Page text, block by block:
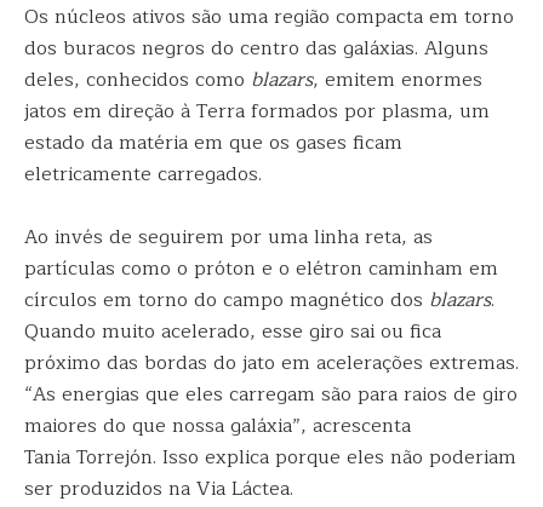
Os núcleos ativos são uma região compacta em torno
dos buracos negros do centro das galáxias. Alguns
deles, conhecidos como blazars, emitem enormes
jatos em direção à Terra formados por plasma, um
estado da matéria em que os gases ficam
eletricamente carregados.
Ao invés de seguirem por uma linha reta, as
partículas como o próton e o elétron caminham em
círculos em torno do campo magnético dos blazars.
Quando muito acelerado, esse giro sai ou fica
próximo das bordas do jato em acelerações extremas.
“As energias que eles carregam são para raios de giro
maiores do que nossa galáxia”, acrescenta
Tania Torrejón. Isso explica porque eles não poderiam
ser produzidos na Via Láctea.